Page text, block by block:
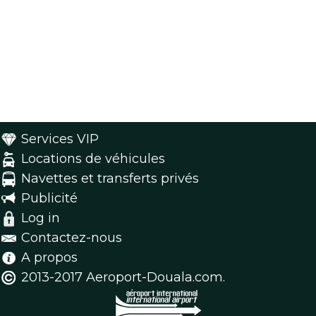
Services VIP
Locations de véhicules
Navettes et transferts privés
Publicité
Log in
Contactez-nous
A propos
2013-2017 Aeroport-Douala.com.